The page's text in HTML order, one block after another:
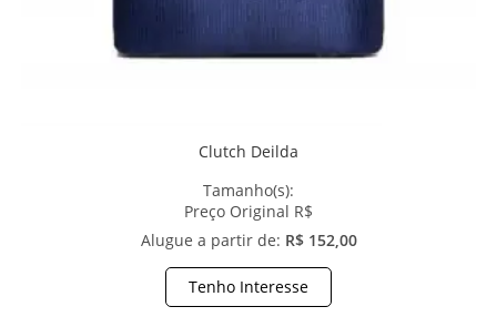
Clutch Deilda
Tamanho(s):
Preço Original R$
Alugue a partir de: R$ 152,00
Tenho Interesse